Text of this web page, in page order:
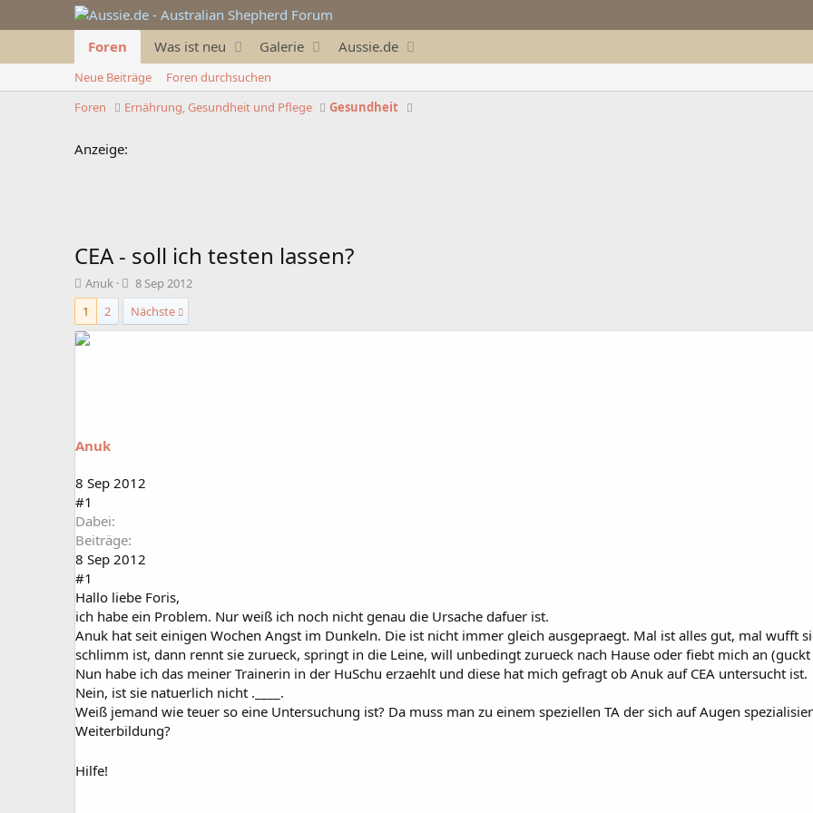
Foren Was ist neu Galerie Aussie.de
Neue Beiträge
Foren durchsuchen
Foren
Ernährung, Gesundheit und Pflege Gesundheit
Anzeige:
CEA - soll ich testen lassen?
T
h
e
m
e
t
r
Anuk
B
e
g
i
8 Sep 2012
1
2 Nächste
Anuk
8 Sep 2012
#1
Dabei
Beiträge
8 Sep 2012
#1
Hallo liebe Foris,
ich habe ein Problem. Nur weiß ich noch nicht genau die Ursache dafuer ist.
Anuk hat seit einigen Wochen Angst im Dunkeln. Die ist nicht immer gleich ausgepraegt. Mal ist alles gut, mal wufft
schlimm ist, dann rennt sie zurueck, springt in die Leine, will unbedingt zurueck nach Hause oder fiebt mich an
Nun habe ich das meiner Trainerin in der HuSchu erzaehlt und diese hat mich gefragt ob Anuk auf CEA untersucht ist.
Nein, ist sie natuerlich nicht .____.
Weiß jemand wie teuer so eine Untersuchung ist? Da muss man zu einem speziellen TA der sich auf Augen
Weiterbildung?
Hilfe!